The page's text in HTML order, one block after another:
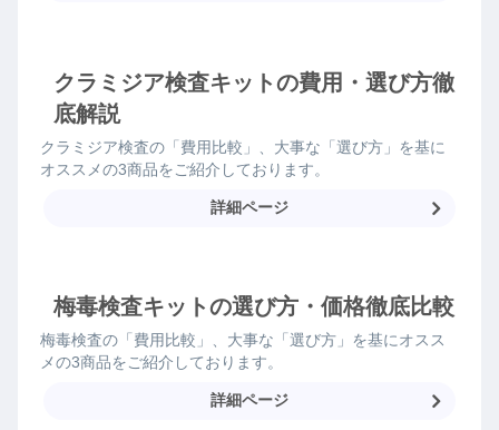
クラミジア検査キットの費用・選び方徹
底解説
クラミジア検査の「費用比較」、大事な「選び方」を基に
オススメの3商品をご紹介しております。
詳細ページ
梅毒検査キットの選び方・価格徹底比較
梅毒検査の「費用比較」、大事な「選び方」を基にオスス
メの3商品をご紹介しております。
詳細ページ